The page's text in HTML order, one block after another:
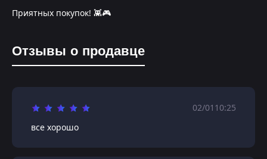
Приятных покупок! 👾🎮
Отзывы о продавце
02/01 10:25
все хорошо